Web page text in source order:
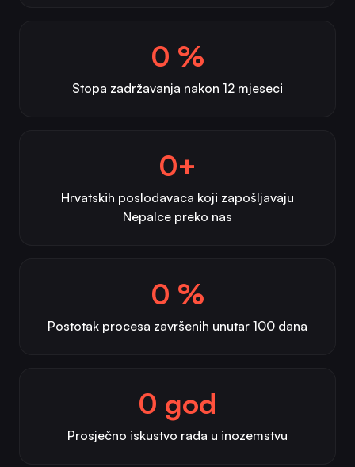
0 %
Stopa zadržavanja nakon 12 mjeseci
0+
Hrvatskih poslodavaca koji zapošljavaju
Nepalce preko nas
0 %
Postotak procesa završenih unutar 100 dana
0 god
Prosječno iskustvo rada u inozemstvu